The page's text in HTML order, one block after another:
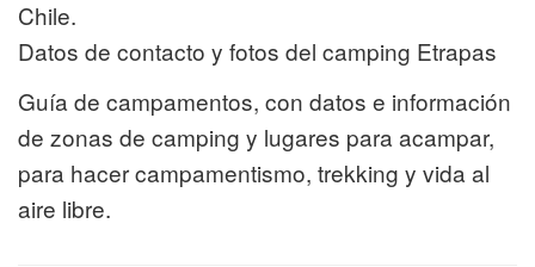
Chile.
Datos de contacto y fotos del camping Etrapas
Guía de campamentos, con datos e información
de zonas de camping y lugares para acampar,
para hacer campamentismo, trekking y vida al
aire libre.